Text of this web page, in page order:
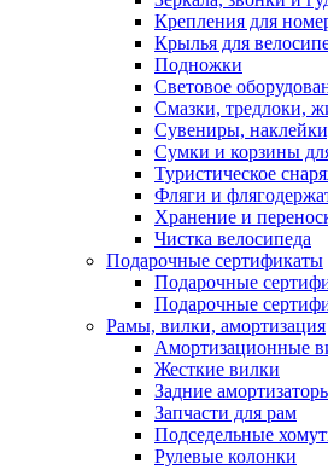
Крепления для
Крылья для
Подножки
Световое
Смазки, тредлоки,
Сувениры,
Сумки и корзины
Туристическое
Фляги и
Хранение и
Чистка велосипеда
Подарочные сертификаты
Подарочные
Подарочные
Рамы, вилки, амортизация
Амортизационные
Жесткие вилки
Задние
Запчасти для рам
Подседельные
Рулевые колонки